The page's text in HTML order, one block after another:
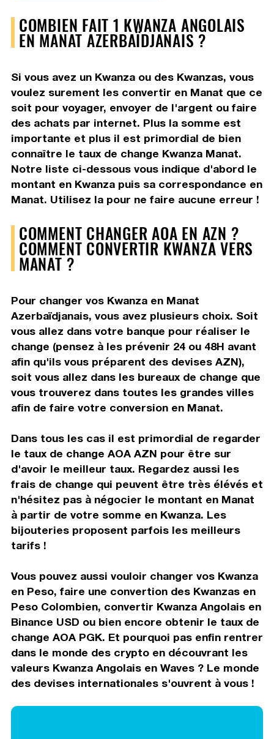
COMBIEN FAIT 1 KWANZA ANGOLAIS
EN MANAT AZERBAÏDJANAIS ?
Si vous avez un Kwanza ou des Kwanzas, vous
voulez surement les convertir en Manat que ce
soit pour voyager, envoyer de l'argent ou faire
des achats par internet. Plus la somme est
importante et plus il est primordial de bien
connaître le taux de change Kwanza Manat.
Notre liste ci-dessous vous indique d'abord le
montant en Kwanza puis sa correspondance en
Manat. Utilisez la pour ne faire aucune erreur !
COMMENT CHANGER AOA EN AZN ?
COMMENT CONVERTIR KWANZA VERS
MANAT ?
Pour changer vos Kwanza en Manat
Azerbaïdjanais, vous avez plusieurs choix. Soit
vous allez dans votre banque pour réaliser le
change (pensez à les prévenir 24 ou 48H avant
afin qu'ils vous préparent des devises AZN),
soit vous allez dans les bureaux de change que
vous trouverez dans toutes les grandes villes
afin de faire votre conversion en Manat.
Dans tous les cas il est primordial de regarder
le taux de change AOA AZN pour être sur
d'avoir le meilleur taux. Regardez aussi les
frais de change qui peuvent être très élévés et
n'hésitez pas à négocier le montant en Manat
à partir de votre somme en Kwanza. Les
bijouteries proposent parfois les meilleurs
tarifs !
Vous pouvez aussi vouloir changer vos Kwanza
en Peso, faire une convertion des Kwanzas en
Peso Colombien, convertir Kwanza Angolais en
Binance USD ou bien encore obtenir le taux de
change AOA PGK. Et pourquoi pas enfin rentrer
dans le monde des crypto en découvrant les
valeurs Kwanza Angolais en Waves ? Le monde
des devises internationales s'ouvrent à vous !